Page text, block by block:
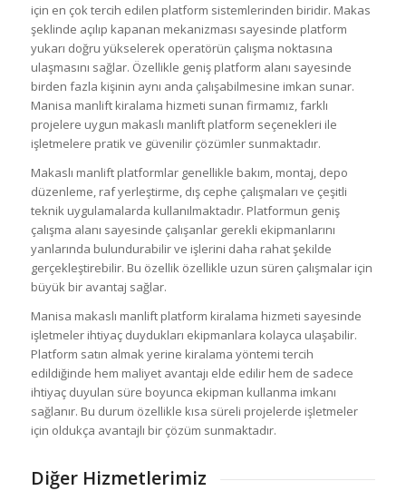
için en çok tercih edilen platform sistemlerinden biridir. Makas
şeklinde açılıp kapanan mekanizması sayesinde platform
yukarı doğru yükselerek operatörün çalışma noktasına
ulaşmasını sağlar. Özellikle geniş platform alanı sayesinde
birden fazla kişinin aynı anda çalışabilmesine imkan sunar.
Manisa manlift kiralama hizmeti sunan firmamız, farklı
projelere uygun makaslı manlift platform seçenekleri ile
işletmelere pratik ve güvenilir çözümler sunmaktadır.
Makaslı manlift platformlar genellikle bakım, montaj, depo
düzenleme, raf yerleştirme, dış cephe çalışmaları ve çeşitli
teknik uygulamalarda kullanılmaktadır. Platformun geniş
çalışma alanı sayesinde çalışanlar gerekli ekipmanlarını
yanlarında bulundurabilir ve işlerini daha rahat şekilde
gerçekleştirebilir. Bu özellik özellikle uzun süren çalışmalar için
büyük bir avantaj sağlar.
Manisa makaslı manlift platform kiralama hizmeti sayesinde
işletmeler ihtiyaç duydukları ekipmanlara kolayca ulaşabilir.
Platform satın almak yerine kiralama yöntemi tercih
edildiğinde hem maliyet avantajı elde edilir hem de sadece
ihtiyaç duyulan süre boyunca ekipman kullanma imkanı
sağlanır. Bu durum özellikle kısa süreli projelerde işletmeler
için oldukça avantajlı bir çözüm sunmaktadır.
Diğer Hizmetlerimiz